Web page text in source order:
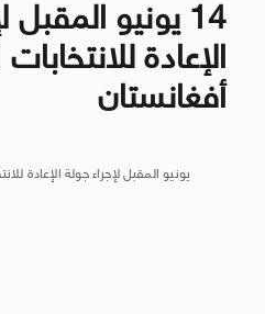
14 يونيو
الإعادة
أفغانستان